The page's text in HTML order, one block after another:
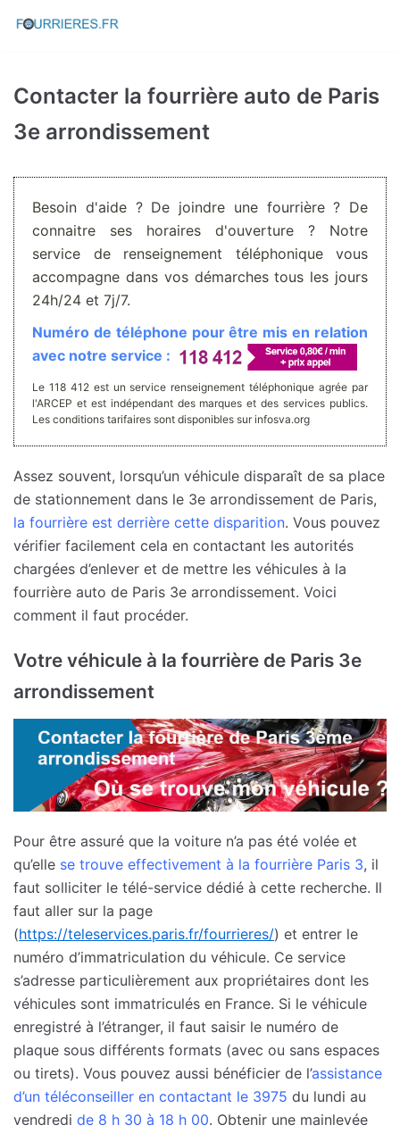
Aller
Contacter la fourrière auto de Paris
3e arrondissement
Besoin d'aide ? De joindre une fourrière ? De
connaitre ses horaires d'ouverture ? Notre
service de renseignement téléphonique vous
accompagne dans vos démarches tous les jours
24h/24 et 7j/7.
Numéro de téléphone pour être mis en relation
avec notre service :
Le 118 412 est un service renseignement téléphonique agrée par
l'ARCEP et est indépendant des marques et des services publics.
Les conditions tarifaires sont disponibles sur infosva.org
Assez souvent, lorsqu’un véhicule disparaît de sa place
de stationnement dans le 3e arrondissement de Paris,
la fourrière est derrière cette disparition. Vous pouvez
vérifier facilement cela en contactant les autorités
chargées d’enlever et de mettre les véhicules à la
fourrière auto de Paris 3e arrondissement. Voici
comment il faut procéder.
Votre véhicule à la fourrière de Paris 3e
arrondissement
Pour être assuré que la voiture n’a pas été volée et
qu’elle se trouve effectivement à la fourrière Paris 3, il
faut solliciter le télé-service dédié à cette recherche. Il
faut aller sur la page
(https://teleservices.paris.fr/fourrieres/) et entrer le
numéro d’immatriculation du véhicule. Ce service
s’adresse particulièrement aux propriétaires dont les
véhicules sont immatriculés en France. Si le véhicule
enregistré à l’étranger, il faut saisir le numéro de
plaque sous différents formats (avec ou sans espaces
ou tirets). Vous pouvez aussi bénéficier de l’assistance
d’un téléconseiller en contactant le 3975 du lundi au
vendredi de 8 h 30 à 18 h 00. Obtenir une mainlevée